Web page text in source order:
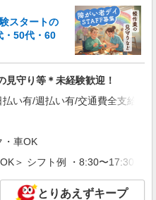
スタートの
・50代・60
見守り等＊未経験歓迎！
い有/週払い有/交通費全支給(ガ
・車OK
＞ シフト例 ・8:30〜17:30 ・
とりあえずキープ